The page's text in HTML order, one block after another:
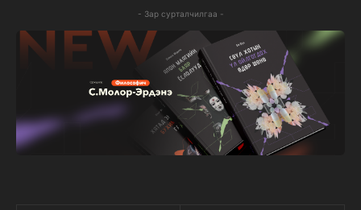
- Зар сурталчилгаа -